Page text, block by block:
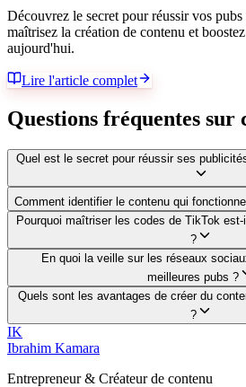
Découvrez le secret pour réussir vos
maîtrisez la création de contenu et
aujourd'hui.
Lire l'article complet
Questions fréquentes sur
Quel est le secret pour réussir ses
Comment identifier le contenu qui
Pourquoi maîtriser les codes de TikTok
?
En quoi la veille sur les réseaux
meilleures pubs ?
Quels sont les avantages de créer du
?
IK
Ibrahim Kamara
Entrepreneur & Créateur de contenu